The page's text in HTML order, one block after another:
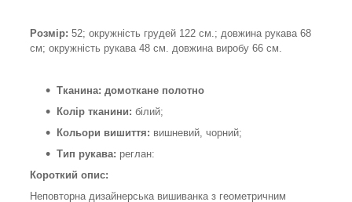
Розмір: 52; окружність грудей 122 см.; довжина рукава 68
см; окружність рукава 48 см. довжина виробу 66 см.
Тканина: домоткане полотно
Колір тканини: білий;
Кольори вишиття: вишневий, чорний;
Тип рукава: реглан:
Короткий опис:
Неповторна дизайнерська вишиванка з геометричним